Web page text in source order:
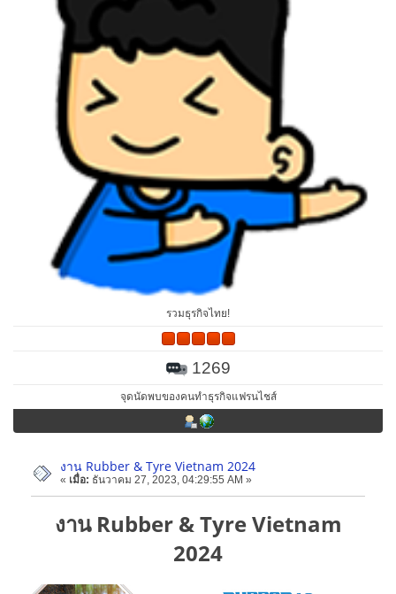
รวมธุรกิจไทย!
1269
จุดนัดพบของคนทำธุรกิจแฟรนไชส์
งาน Rubber & Tyre Vietnam 2024
« เมื่อ: ธันวาคม 27, 2023, 04:29:55 AM »
งาน Rubber & Tyre Vietnam
2024